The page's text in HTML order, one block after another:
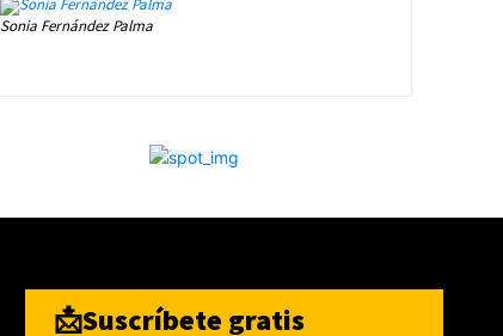
Sonia Fernández Palma
📩Suscríbete gratis